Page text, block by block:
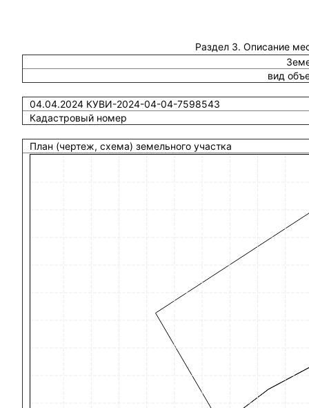
Раздел 3. Описание
вид
04.04.2024 КУВИ-2024-04-04-7598543
Кадастровый номер
План (чертеж, схема) земельного участка